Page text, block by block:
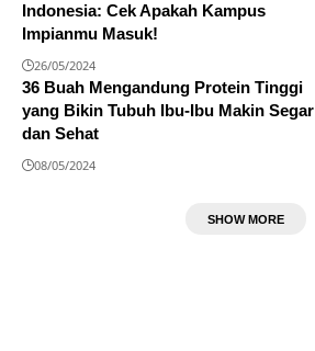
Indonesia: Cek Apakah Kampus
Impianmu Masuk!
26/05/2024
36 Buah Mengandung Protein Tinggi
yang Bikin Tubuh Ibu-Ibu Makin Segar
dan Sehat
08/05/2024
SHOW MORE